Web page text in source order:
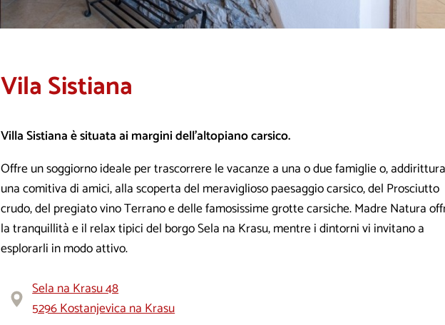
Vila Sistiana
Villa Sistiana è situata ai margini dell’altopiano carsico.
Offre un soggiorno ideale per trascorrere le vacanze a una o due famiglie o,
una comitiva di amici, alla scoperta del meraviglioso paesaggio carsico, del Prosciutto
crudo, del pregiato vino Terrano e delle famosissime grotte carsiche. Madre Natura
la tranquillità e il relax tipici del borgo Sela na Krasu, mentre i dintorni vi invitano a
esplorarli in modo attivo.
Sela na Krasu 48
5296 Kostanjevica na Krasu